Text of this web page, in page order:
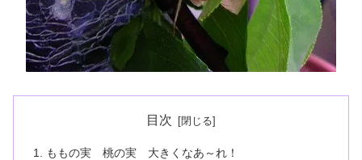
目次
ももの実 桃の実 大きくなあ～れ！